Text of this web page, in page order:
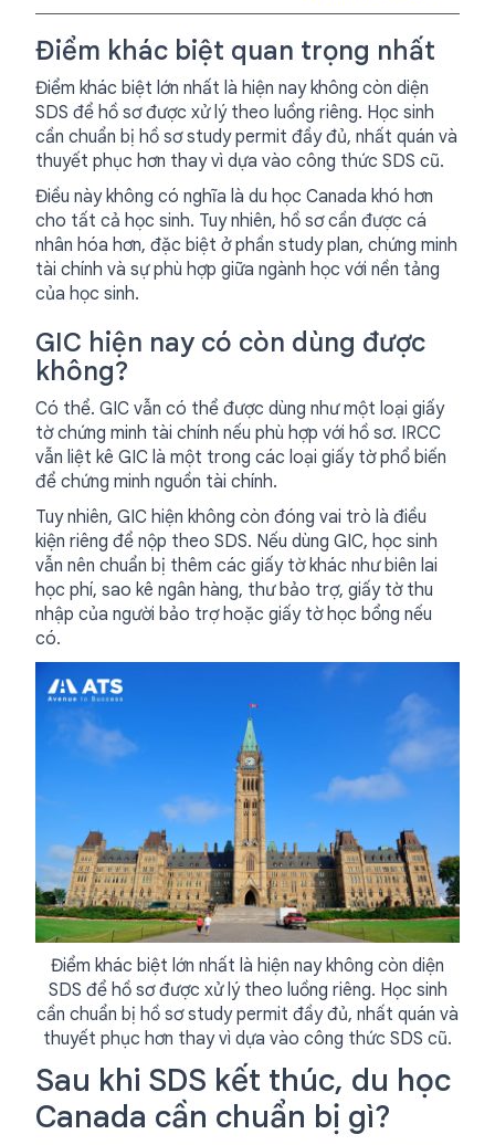
Điểm khác biệt quan trọng nhất
Điểm khác biệt lớn nhất là hiện nay không còn diện
SDS để hồ sơ được xử lý theo luồng riêng. Học sinh
cần chuẩn bị hồ sơ study permit đầy đủ, nhất quán và
thuyết phục hơn thay vì dựa vào công thức SDS cũ.
Điều này không có nghĩa là du học Canada khó hơn
cho tất cả học sinh. Tuy nhiên, hồ sơ cần được cá
nhân hóa hơn, đặc biệt ở phần study plan, chứng minh
tài chính và sự phù hợp giữa ngành học với nền tảng
của học sinh.
GIC hiện nay có còn dùng được
không?
Có thể. GIC vẫn có thể được dùng như một loại giấy
tờ chứng minh tài chính nếu phù hợp với hồ sơ. IRCC
vẫn liệt kê GIC là một trong các loại giấy tờ phổ biến
để chứng minh nguồn tài chính.
Tuy nhiên, GIC hiện không còn đóng vai trò là điều
kiện riêng để nộp theo SDS. Nếu dùng GIC, học sinh
vẫn nên chuẩn bị thêm các giấy tờ khác như biên lai
học phí, sao kê ngân hàng, thư bảo trợ, giấy tờ thu
nhập của người bảo trợ hoặc giấy tờ học bổng nếu
có.
Điểm khác biệt lớn nhất là hiện nay không còn diện
SDS để hồ sơ được xử lý theo luồng riêng. Học sinh
cần chuẩn bị hồ sơ study permit đầy đủ, nhất quán và
thuyết phục hơn thay vì dựa vào công thức SDS cũ.
Sau khi SDS kết thúc, du học
Canada cần chuẩn bị gì?